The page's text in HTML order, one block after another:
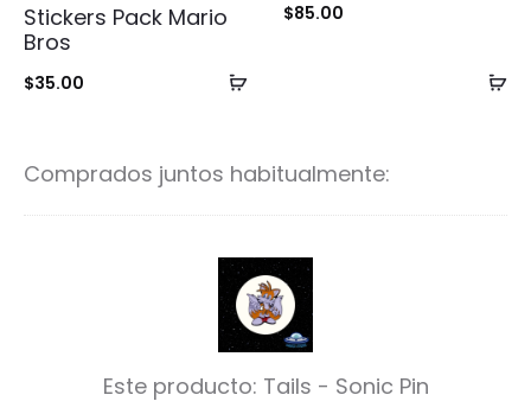
Añadir
Stickers Pack Mario
Bros
$35.00
$85.00
Comprados juntos habitualmente:
T
a
i
l
Este producto: Tails - Sonic Pin